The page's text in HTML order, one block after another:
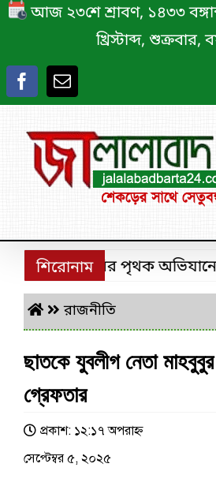
Skip
content
আজ ২৩শে শ্রাবণ, ১৪৩৩
খ্রিস্টাব্দ, শুক্রবার,
শিরোনাম
শ্রীমঙ্গলে ডিবির পৃথক অভিযানে
রাজনীতি
ছাতকে যুবলীগ নেতা
গ্রেফতার
প্রকাশ: ১২:১৭ অপরাহ্ণ
সেপ্টেম্বর ৫, ২০২৫